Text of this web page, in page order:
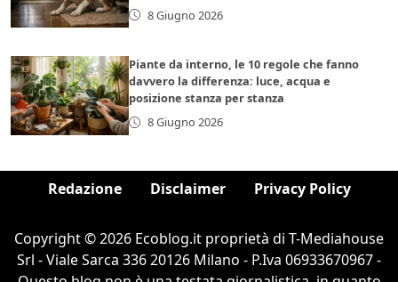
8 Giugno 2026
Piante da interno, le 10 regole che fanno
davvero la differenza: luce, acqua e
posizione stanza per stanza
8 Giugno 2026
Redazione Disclaimer Privacy Policy
Copyright © 2026 Ecoblog.it proprietà di T-Mediahouse
Srl - Viale Sarca 336 20126 Milano - P.Iva 06933670967 -